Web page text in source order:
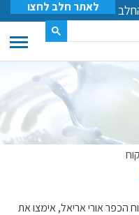
לאתר חלב לחצו
הכפר אורי אריאל, אימצו את